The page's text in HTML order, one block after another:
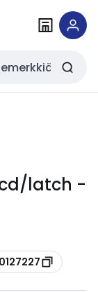
latch -